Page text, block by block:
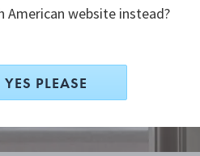
website instead?
YES PLEASE